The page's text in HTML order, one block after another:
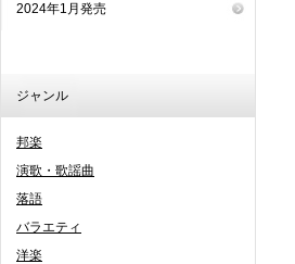
2024年1月発売
ジャンル
邦楽
演歌・歌謡曲
落語
バラエティ
洋楽